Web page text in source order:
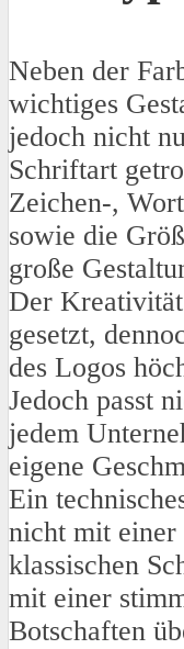
Neben der
wichtiges
jedoch nicht
Schriftart
Zeichen-,
sowie die
große
Der
gesetzt,
des Logos
Jedoch passt
jedem
eigene
Ein
nicht mit einer
klassischen
mit einer
Botschaften